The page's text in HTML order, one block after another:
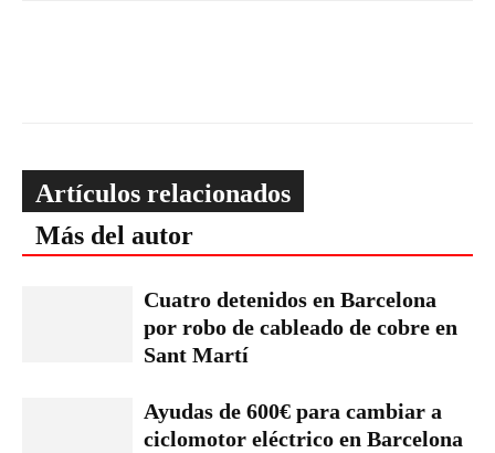
Artículos relacionados
Más del autor
Cuatro detenidos en Barcelona
por robo de cableado de cobre en
Sant Martí
Ayudas de 600€ para cambiar a
ciclomotor eléctrico en Barcelona